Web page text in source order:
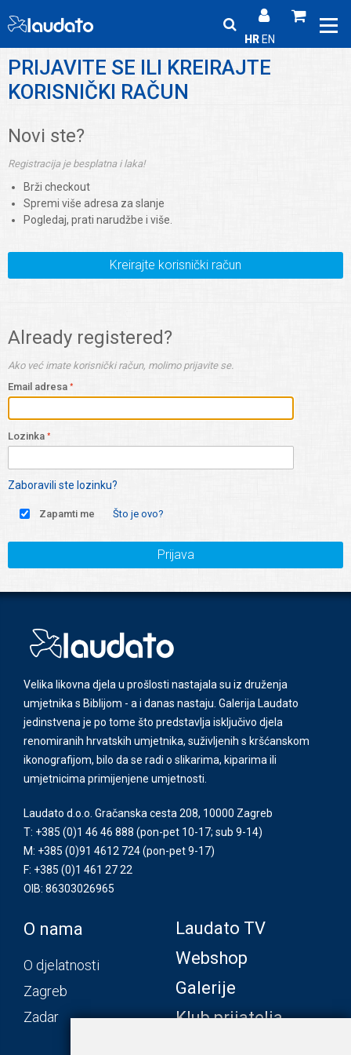
HR EN
PRIJAVITE SE ILI KREIRAJTE
KORISNIČKI RAČUN
Novi ste?
Registracija je besplatna i laka!
Brži checkout
Spremi više adresa za slanje
Pogledaj, prati narudžbe i više.
Kreirajte korisnički račun
Already registered?
Ako već imate korisnički račun, molimo prijavite se.
Email adresa
Lozinka
Zaboravili ste lozinku?
Zapamti me Što je ovo?
Prijava
Velika likovna djela u prošlosti nastajala su iz druženja
umjetnika s Biblijom - a i danas nastaju. Galerija Laudato
jedinstvena je po tome što predstavlja isključivo djela
renomiranih hrvatskih umjetnika, suživljenih s kršćanskom
ikonografijom, bilo da se radi o slikarima, kiparima ili
umjetnicima primijenjene umjetnosti.
Laudato d.o.o. Gračanska cesta 208, 10000 Zagreb
T: +385 (0)1 46 46 888 (pon-pet 10-17; sub 9-14)
M: +385 (0)91 4612 724(pon-pet 9-17)
F: +385 (0)1 461 27 22
OIB: 86303026965
O nama
O djelatnosti
Zagreb
Zadar
Laudato TV
Webshop
Galerije
Klub prijatelja